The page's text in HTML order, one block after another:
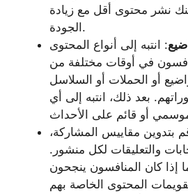
نشر محتوى أقل مع زيادة
الجودة.
: انتبه إلى أنواع المحتوى
في أوقات مختلفة من
أو الحملات أو السلاسل
بعد ذلك، انتبه إلى أي
بتدوين مقاييس المشاركة،
والتعليقات لكل منشور.
إذا كان المنافسون ينجحون